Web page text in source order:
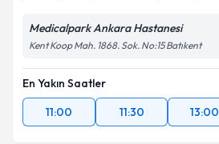
Medicalpark Ankara Hastanesi
Kent Koop Mah. 1868. Sok. No:15 Batıkent
En Yakın Saatler
11:00
11:30 13:00